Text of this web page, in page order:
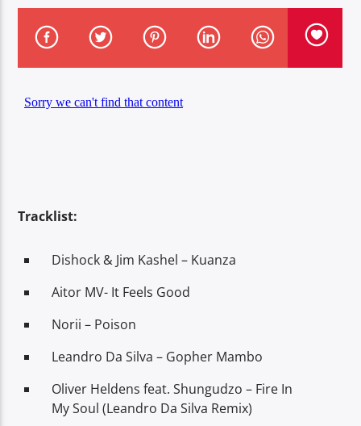
I WANT YOUR LOVE (ROGER'S CLASSIC CLUB MIX)
ROGER SANCHEZ, TWILIGHT
Tracklist:
Dishock & Jim Kashel – Kuanza
Aitor MV- It Feels Good
Norii – Poison
Leandro Da Silva – Gopher Mambo
Oliver Heldens feat. Shungudzo – Fire In
My Soul (Leandro Da Silva Remix)